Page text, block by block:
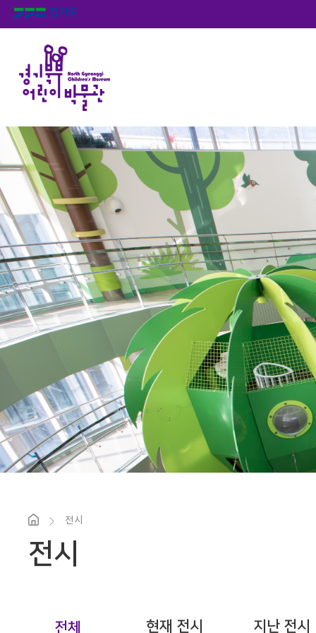
전시
전시
전체 현재 전시 지난 전시